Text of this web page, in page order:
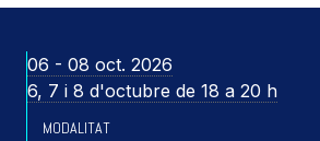
06 - 08 oct. 2026
6, 7 i 8 d'octubre de 18 a 20 h
MODALITAT